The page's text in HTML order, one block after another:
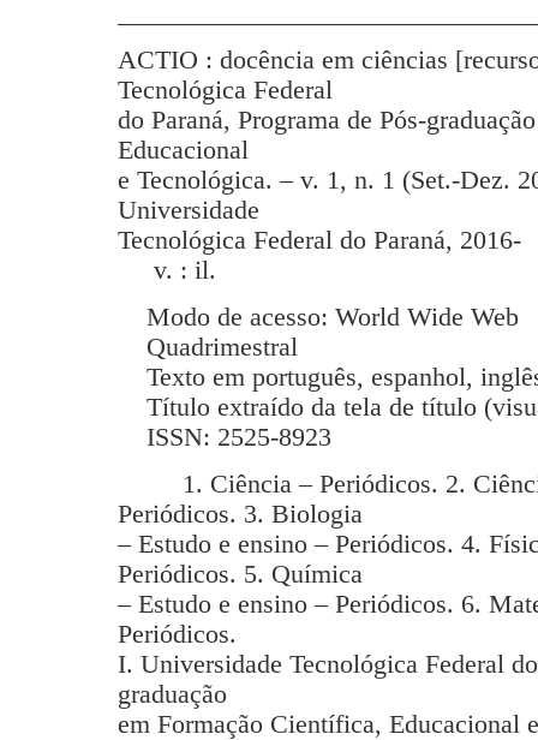
ACTIO : docência em ciências
Tecnológica Federal
do Paraná, Programa de Pós-
Educacional
e Tecnológica. – v. 1, n. 1 (Set.-Dez.
Universidade
Tecnológica Federal do Paraná, 2016-
v. : il.
Modo de acesso: World Wide Web
Quadrimestral
Texto em português, espanhol,
Título extraído da tela de título
ISSN: 2525-8923
1. Ciência – Periódicos. 2.
Periódicos. 3. Biologia
– Estudo e ensino – Periódicos. 4.
Periódicos. 5. Química
– Estudo e ensino – Periódicos. 6.
Periódicos.
I. Universidade Tecnológica Federal
graduação
em Formação Científica, Educacional